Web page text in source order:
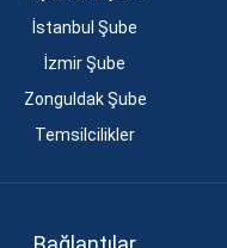
İstanbul Şube
İzmir Şube
Zonguldak Şube
Temsilcilikler